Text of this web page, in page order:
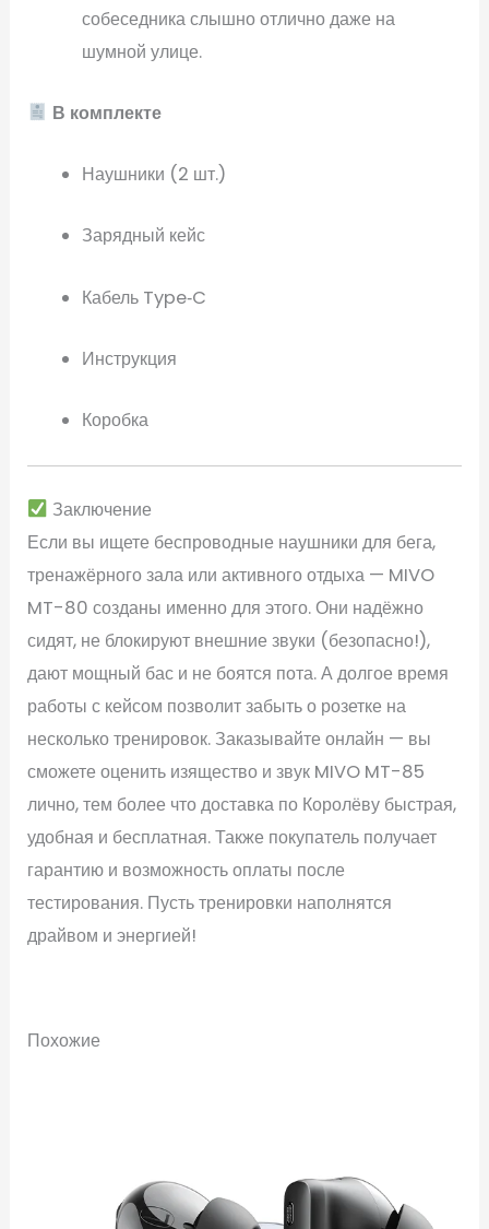
собеседника слышно отлично даже на
шумной улице.
В комплекте
Наушники (2 шт.)
Зарядный кейс
Кабель Type‑C
Инструкция
Коробка
Заключение
Если вы ищете беспроводные наушники для бега,
тренажёрного зала или активного отдыха — MIVO
MT-80 созданы именно для этого. Они надёжно
сидят, не блокируют внешние звуки (безопасно!),
дают мощный бас и не боятся пота. А долгое время
работы с кейсом позволит забыть о розетке на
несколько тренировок. Заказывайте онлайн — вы
сможете оценить изящество и звук MIVO MT-85
лично, тем более что доставка по Королёву быстрая,
удобная и бесплатная. Также покупатель получает
гарантию и возможность оплаты после
тестирования. Пусть тренировки наполнятся
драйвом и энергией!
Похожие